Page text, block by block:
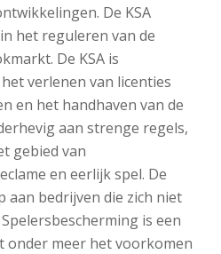
De KSA
het reguleren van de
De KSA is
verlenen van licenties
en het handhaven van de
aan strenge regels,
gebied van
en eerlijk spel. De
aan bedrijven die zich niet
is een
meer het voorkomen